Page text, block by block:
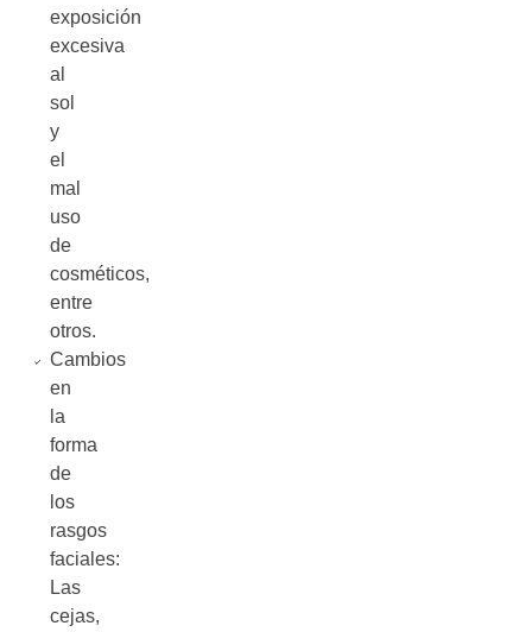
exposición
excesiva
al
sol
y
el
mal
uso
de
cosméticos,
entre
otros.
Cambios
en
la
forma
de
los
rasgos
faciales:
Las
cejas,